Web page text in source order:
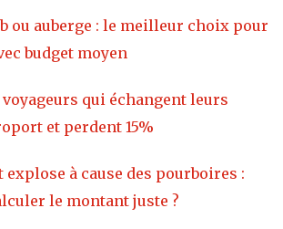
ou auberge : le meilleur choix pour
budget moyen
voyageurs qui échangent leurs
et perdent 15%
explose à cause des pourboires :
le montant juste ?